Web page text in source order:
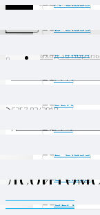
Вход за
C257 02/2018 -